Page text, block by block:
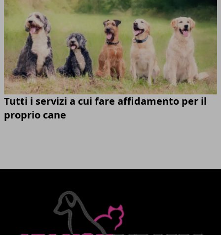
Tutti i servizi a cui fare affidamento per il
proprio cane